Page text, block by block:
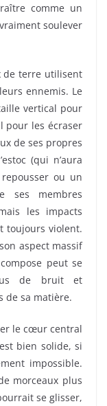
comme un
soulever
de terre utilisent
ennemis. Le
vertical pour
pour les écraser
de ses propres
(qui n’aura
ou un
ses membres
les impacts
toujours violent.
aspect massif
peut se
de bruit et
de sa matière.
le cœur central
bien solide, si
impossible.
morceaux plus
se glisser,